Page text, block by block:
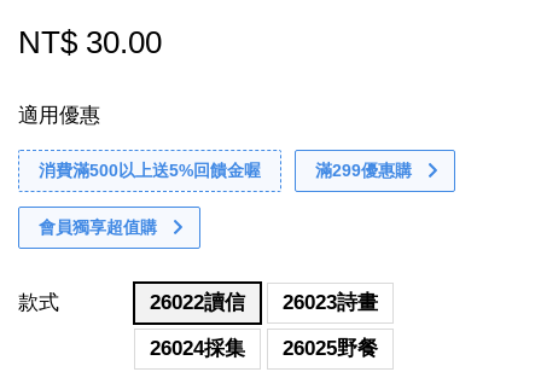
NT$ 30.00
適用優惠
消費滿500以上送5%回饋金喔 滿299優惠購
會員獨享超值購
款式 26022讀信
26023詩畫
26024採集
26025野餐